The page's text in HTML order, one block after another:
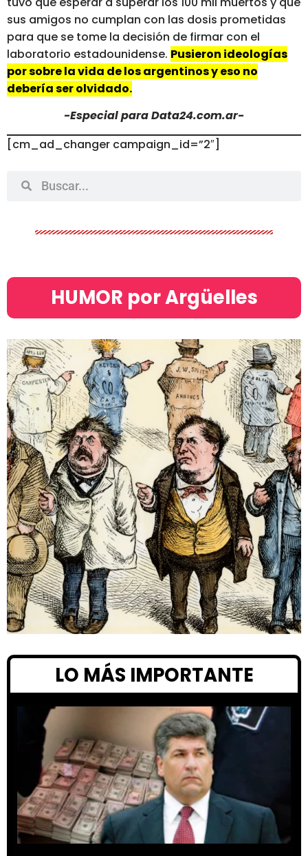
sus amigos no cumplan con las dosis prometidas
para que se tome la decisión de firmar con el
laboratorio estadounidense. Pusieron ideologías
por sobre la vida de los argentinos y eso no
debería ser olvidado.
-Especial para Data24.com.ar-
[cm_ad_changer campaign_id=”2″]
HUMOR por Argüelles​
LO MÁS IMPORTANTE